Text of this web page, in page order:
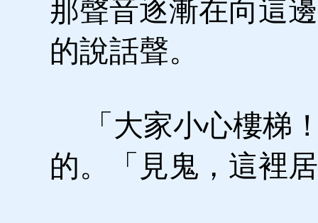
那聲音逐漸在向這
的說話聲。
「大家小心樓梯
的。「見鬼，這裡